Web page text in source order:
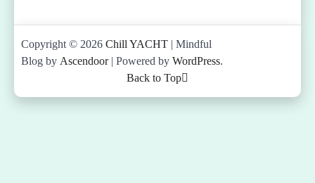
Copyright © 2026 Chill YACHT | Mindful
Blog by Ascendoor| Powered by WordPress.
Back to Top